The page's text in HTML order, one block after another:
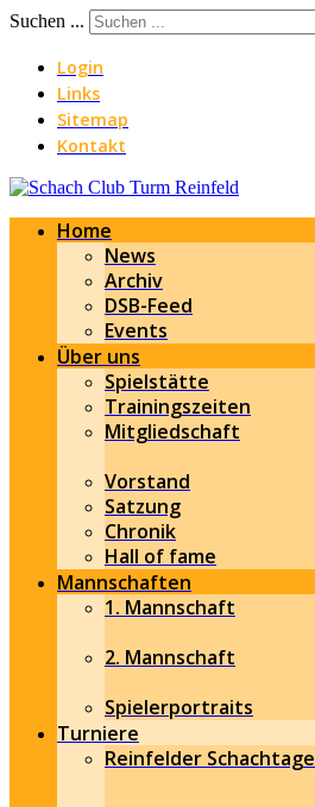
Suchen ...
Login
Links
Sitemap
Kontakt
Home
News
Archiv
DSB-Feed
Events
Über uns
Spielstätte
Trainingszeiten
Mitgliedschaft
Vorstand
Satzung
Chronik
Hall of fame
Mannschaften
1. Mannschaft
2. Mannschaft
Spielerportraits
Turniere
Reinfelder Schachtage